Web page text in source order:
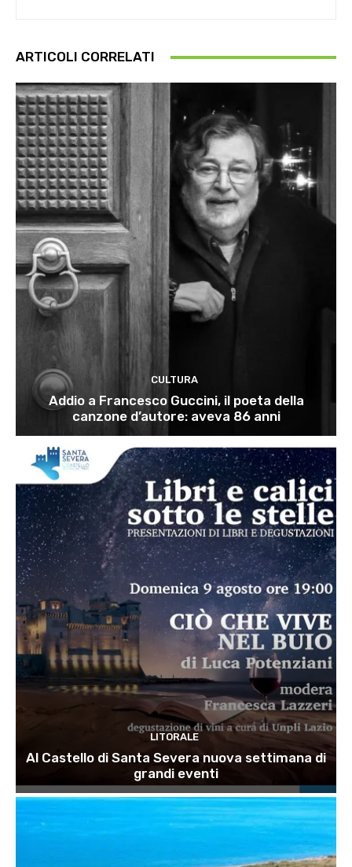
ARTICOLI CORRELATI
CULTURA
Addio a Francesco Guccini, il poeta della
canzone d’autore: aveva 86 anni
LITORALE
Al Castello di Santa Severa nuova settimana di
grandi eventi